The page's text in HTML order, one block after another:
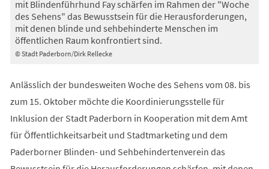
© Stadt Paderborn/Dirk Rellecke
mit Blindenführhund Fay schärfen im Rahmen der "Woche
des Sehens" das Bewusstsein für die Herausforderungen,
mit denen blinde und sehbehinderte Menschen im
öffentlichen Raum konfrontiert sind.
Anlässlich der bundesweiten Woche des Sehens vom 08. bis
zum 15. Oktober möchte die Koordinierungsstelle für
Inklusion der Stadt Paderborn in Kooperation mit dem Amt
für Öffentlichkeitsarbeit und Stadtmarketing und dem
Paderborner Blinden- und Sehbehindertenverein das